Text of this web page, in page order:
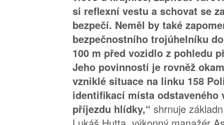
si reflexní vestu a schovat se
bezpečí. Neměl by také
bezpečnostního trojúhelníku
100 m před vozidlo z pohledu
Jeho povinností je rovněž
vzniklé situace na linku 158
identifikací místa odstaveného
příjezdu hlídky,“ shrnuje